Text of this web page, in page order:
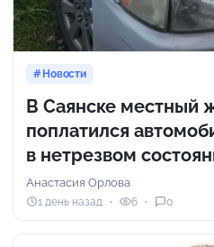
Новости
В Саянске местный
поплатился
в нетрезвом
Анастасия Орлова
1 день назад 6 0